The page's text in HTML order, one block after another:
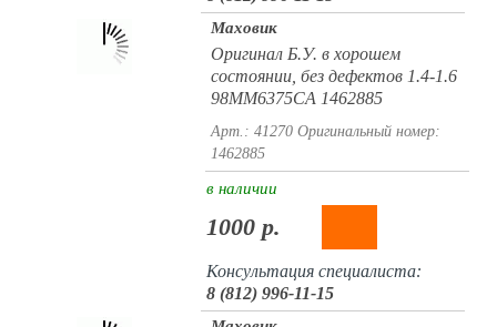
Маховик
Оригинал Б.У. в хорошем
состоянии, без дефектов 1.4-1.6
98MM6375CA 1462885
Арт.: 41270 Оригинальный номер:
1462885
в наличии
1000 р.
Консультация специалиста:
8 (812) 996-11-15